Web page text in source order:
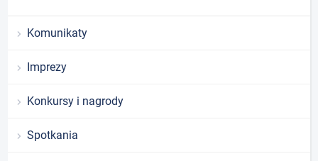
Komunikaty
Imprezy
Konkursy i nagrody
Spotkania